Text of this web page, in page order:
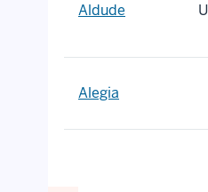
Aldude
Alegia